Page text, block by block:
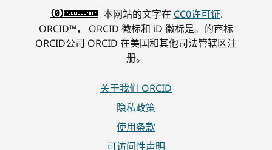
本网站的文字在 CC0许可证.
ORCID™， ORCID 徽标和 iD 徽标是。的商标
ORCID公司 ORCID 在美国和其他司法管辖区注
册。
关于我们 ORCID
隐私政策
使用条款
可访问性声明